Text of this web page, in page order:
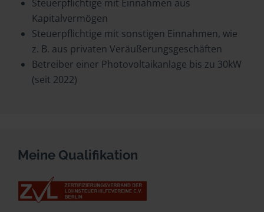
Steuerpflichtige mit Einnahmen aus
Kapitalvermögen
Steuerpflichtige mit sonstigen Einnahmen, wie
z. B. aus privaten Veräußerungsgeschäften
Betreiber einer Photovoltaikanlage bis zu 30kW
(seit 2022)
Meine Qualifikation